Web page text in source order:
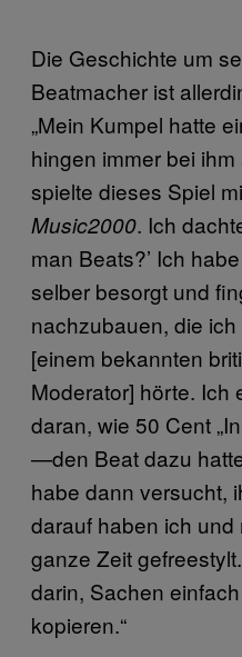
Die Geschichte um
Beatmacher ist
„Mein Kumpel hatte
hingen immer bei ihm
spielte dieses Spiel
Music2000. Ich
man Beats?’ Ich
selber besorgt und
nachzubauen, die
[einem bekannten
Moderator] hörte. Ich
daran, wie 50 Cent
—den Beat dazu
habe dann versucht,
darauf haben ich
ganze Zeit
darin, Sachen
kopieren.“